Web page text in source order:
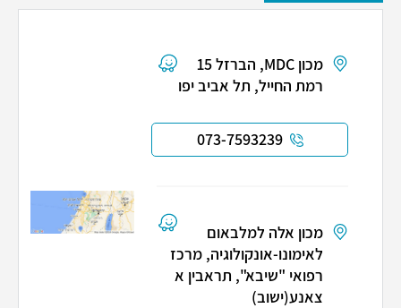
מכון MDC, הברזל 15
רמת החייל, תל אביב יפו
073-7593239
מכון אלה למלבאום
לאימונו-אונקולוגיה, מרכז
רפואי "שיבא", תראבין א
צאנע(ישוב)